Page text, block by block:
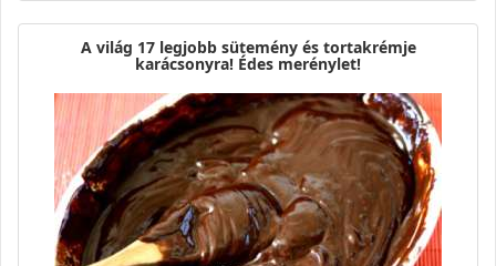
A világ 17 legjobb sütemény és tortakrémje
karácsonyra! Édes merénylet!